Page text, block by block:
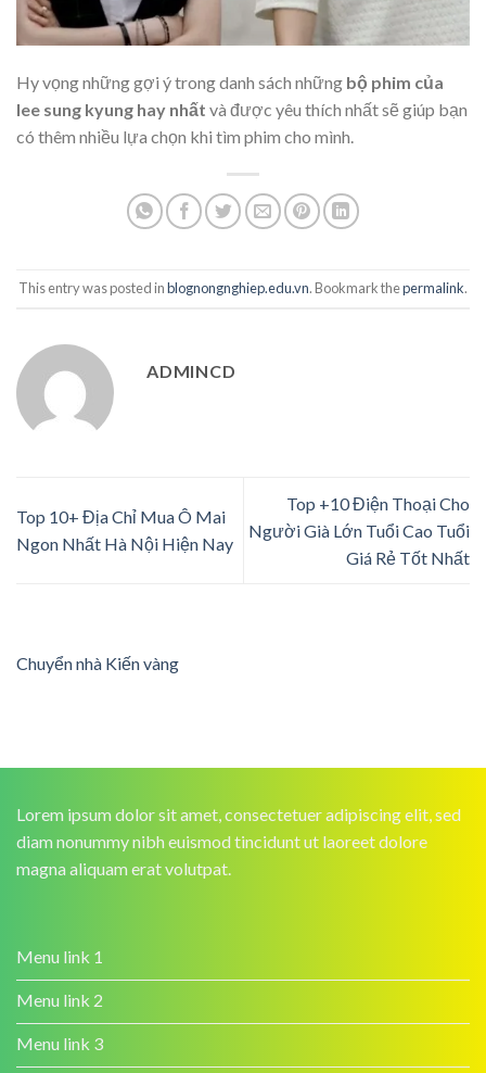
Hy vọng những gợi ý trong danh sách những bộ phim của
lee sung kyung hay nhất và được yêu thích nhất sẽ giúp bạn
có thêm nhiều lựa chọn khi tìm phim cho mình.
This entry was posted inblognongnghiep.edu.vn. Bookmark thepermalink.
ADMINCD
Top 10+ Địa Chỉ Mua Ô Mai
Ngon Nhất Hà Nội Hiện Nay
Top +10 Điện Thoại Cho
Người Già Lớn Tuổi Cao Tuổi
Giá Rẻ Tốt Nhất
Chuyển nhà Kiến vàng
Lorem ipsum dolor sit amet, consectetuer adipiscing elit, sed
diam nonummy nibh euismod tincidunt ut laoreet dolore
magna aliquam erat volutpat.
Menu link 1
Menu link 2
Menu link 3